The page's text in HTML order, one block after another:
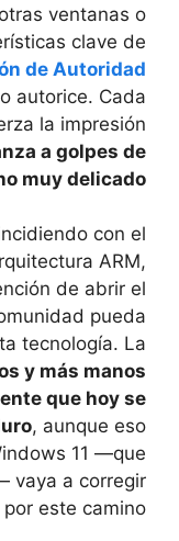
ventanas o
clave de
de Autoridad
autorice. Cada
la impresión
a golpes de
muy delicado
con el
ARM,
de abrir el
pueda
tecnología. La
y más manos
que hoy se
, aunque eso
11 —que
vaya a corregir
este camino.